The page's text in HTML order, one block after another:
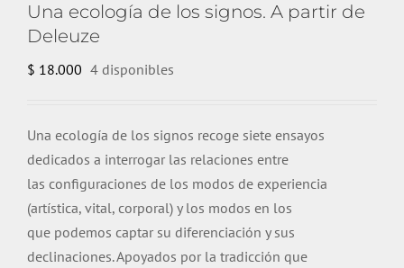
Una ecología de los signos. A partir de
Deleuze
$ 18.000 4 disponibles
Una ecología de los signos recoge siete ensayos
dedicados a interrogar las relaciones entre
las configuraciones de los modos de experiencia
(artística, vital, corporal) y los modos en los
que podemos captar su diferenciación y sus
declinaciones. Apoyados por la tradicción que